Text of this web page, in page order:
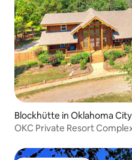
Blockhütte in Oklahoma City
OKC Private Resort